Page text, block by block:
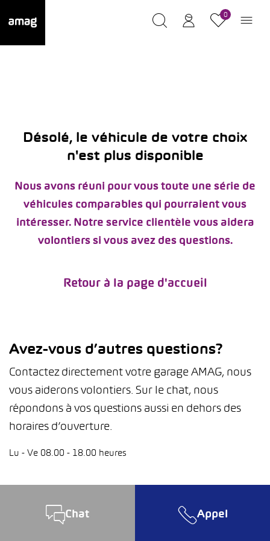
0
Désolé, le véhicule de votre choix
n'est plus disponible
Nous avons réuni pour vous toute une série de
véhicules comparables qui pourraient vous
intéresser. Notre service clientèle vous aidera
volontiers si vous avez des questions.
Retour à la page d'accueil
Avez-vous d’autres questions?
Contactez directement votre garage AMAG, nous
vous aiderons volontiers. Sur le chat, nous
répondons à vos questions aussi en dehors des
horaires d’ouverture.
Lu - Ve 08.00 - 18.00 heures
Chat Appel